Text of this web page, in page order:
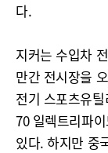
다.
지커는 수입차
만간 전시장을
전기 스포츠유
70 일렉트리파
있다. 하지만 중